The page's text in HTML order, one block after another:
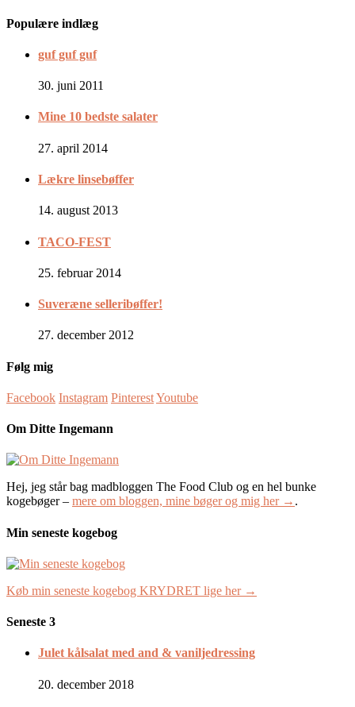
Populære indlæg
guf guf guf
30. juni 2011
Mine 10 bedste salater
27. april 2014
Lækre linsebøffer
14. august 2013
TACO-FEST
25. februar 2014
Suveræne selleribøffer!
27. december 2012
Følg mig
Facebook Instagram PinterestYoutube
Om Ditte Ingemann
Hej, jeg står bag madbloggen The Food Club og en hel bunke
kogebøger – mere om bloggen, mine bøger og mig her → .
Min seneste kogebog
Køb min seneste kogebog KRYDRET lige her →
Seneste 3
Julet kålsalat med and & vaniljedressing
20. december 2018